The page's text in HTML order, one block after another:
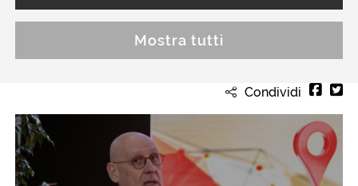
Mostra tutti
Condividi